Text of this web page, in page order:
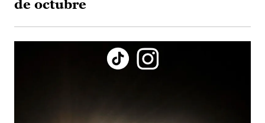
de octubre